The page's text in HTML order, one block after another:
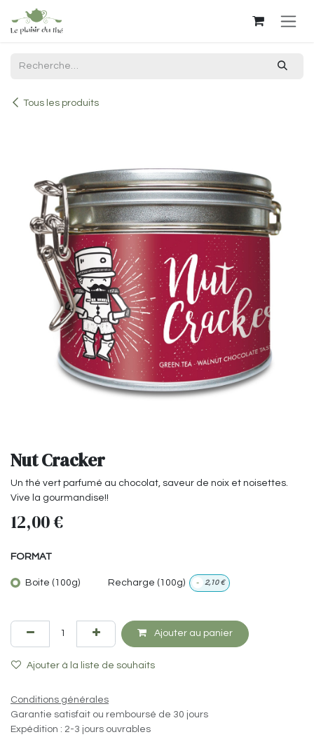
Se rendre au contenu
Tous les produits
Nut Cracker
Un thé vert parfumé au chocolat, saveur de noix et noisettes.
Vive la gourmandise!!
12,00€
FORMAT
Boite (100g) Recharge (100g) - 2,10€
Ajouter au panier
Ajouter à la liste de souhaits
Conditions générales
Garantie satisfait ou remboursé de 30 jours
Expédition : 2-3 jours ouvrables